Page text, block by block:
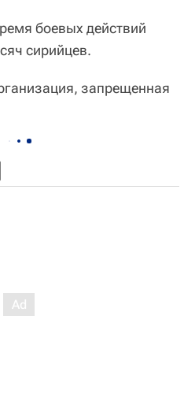
боевых действий
сирийцев.
запрещенная